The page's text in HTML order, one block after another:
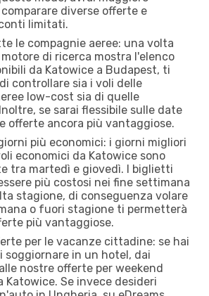
diverse offerte e
limitati.
le compagnie aeree: una volta
di ricerca mostra l'elenco
da Katowice a Budapest, ti
controllare sia i voli delle
low-cost sia di quelle
se sarai flessibile sulle date
offerte ancora più vantaggiose.
più economici: i giorni migliori
economici da Katowice sono
tra martedì e giovedì. I biglietti
più costosi nei fine settimana
stagione, di conseguenza volare
o fuori stagione ti permetterà
più vantaggiose.
per le vacanze cittadine: se hai
soggiornare in un hotel, dai
nostre offerte per weekend
Katowice. Se invece desideri